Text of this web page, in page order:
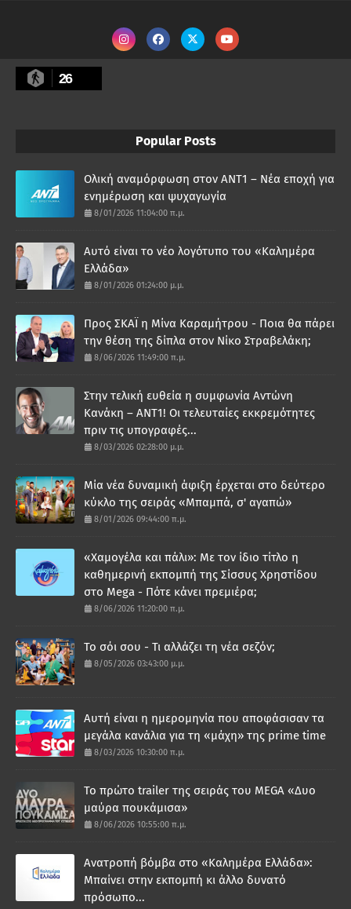
26
Popular Posts
Ολική αναμόρφωση στον ΑΝΤ1 – Νέα εποχή για
ενημέρωση και ψυχαγωγία
8/01/2026 11:04:00 π.μ.
Αυτό είναι το νέο λογότυπο του «Καλημέρα
Ελλάδα»
8/01/2026 01:24:00 μ.μ.
Προς ΣΚΑΪ η Μίνα Καραμήτρου - Ποια θα πάρει
την θέση της δίπλα στον Νίκο Στραβελάκη;
8/06/2026 11:49:00 π.μ.
Στην τελική ευθεία η συμφωνία Αντώνη
Κανάκη – ΑΝΤ1! Οι τελευταίες εκκρεμότητες
πριν τις υπογραφές...
8/03/2026 02:28:00 μ.μ.
Μία νέα δυναμική άφιξη έρχεται στο δεύτερο
κύκλο της σειράς «Μπαμπά, σ' αγαπώ»
8/01/2026 09:44:00 π.μ.
«Χαμογέλα και πάλι»: Με τον ίδιο τίτλο η
καθημερινή εκπομπή της Σίσσυς Χρηστίδου
στο Mega - Πότε κάνει πρεμιέρα;
8/06/2026 11:20:00 π.μ.
Το σόι σου - Τι αλλάζει τη νέα σεζόν;
8/05/2026 03:43:00 μ.μ.
Αυτή είναι η ημερομηνία που αποφάσισαν τα
μεγάλα κανάλια για τη «μάχη» της prime time
8/03/2026 10:30:00 π.μ.
Το πρώτο trailer της σειράς του MEGA «Δυο
μαύρα πουκάμισα»
8/06/2026 10:55:00 π.μ.
Ανατροπή βόμβα στο «Καλημέρα Ελλάδα»:
Μπαίνει στην εκπομπή κι άλλο δυνατό
πρόσωπο...